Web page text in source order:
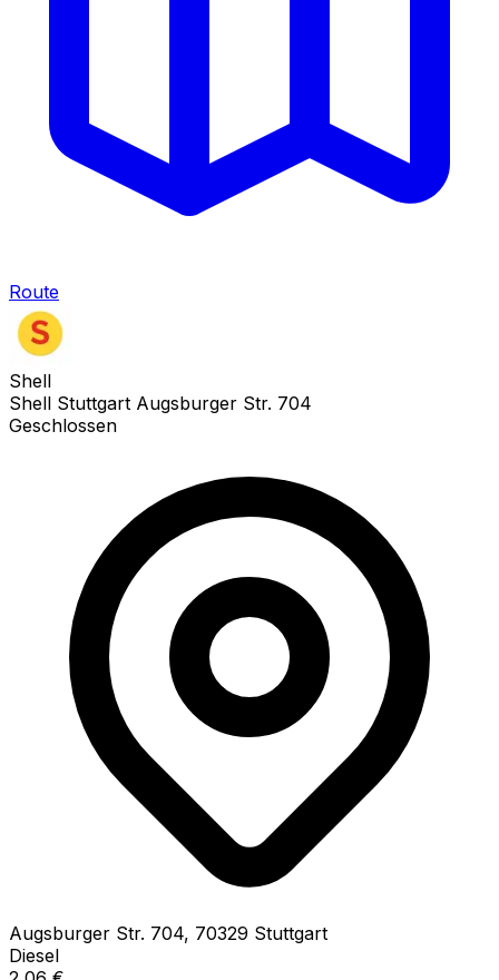
Route
Shell
Shell Stuttgart Augsburger Str. 704
Geschlossen
Augsburger Str. 704, 70329 Stuttgart
Diesel